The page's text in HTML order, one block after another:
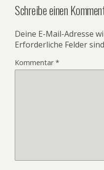
Schreibe einen
Deine E-Mail-Adresse
Erforderliche Felder
Kommentar*